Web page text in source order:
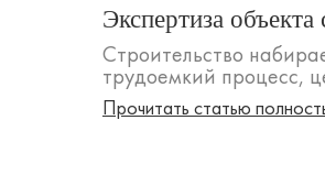
Экспертиза объекта
Строительство
трудоемкий процесс,
Прочитать статью